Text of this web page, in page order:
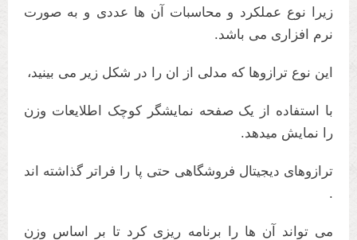
زیرا نوع عملکرد و محاسبات آن ها عددی و به صورت
نرم افزاری می باشد.
این نوع ترازوها که مدلی از ان را در شکل زیر می بینید،
با استفاده از یک صفحه نمایشگر کوچک اطلایعات وزن
را نمایش میدهد.
ترازوهای دیجیتال فروشگاهی حتی پا را فراتر گذاشته اند
.
می تواند آن ها را برنامه ریزی کرد تا بر اساس وزن